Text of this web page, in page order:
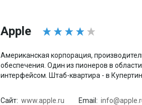
Apple
Американская корпорация,
обеспечения. Один из пионеров в
интерфейсом. Штаб-квартира - в
Сайт: www.apple.ru Email: